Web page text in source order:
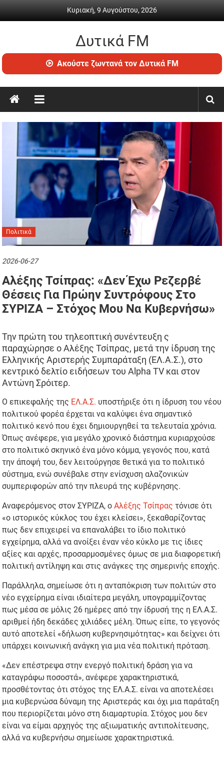
Κυριακή, 9 Αυγούστου, 2026
Δυτικά FM
Ραδιόφωνο
•
ενημέρωση
Ακούστε ζωντανά τον Δυτικά FM
Πολιτικά
2026-06-27
Αλέξης Τσίπρας: «Δεν Έχω Ρεζερβέ
Θέσεις Για Πρώην Συντρόφους Στο
ΣΥΡΙΖΑ – Στόχος Μου Να Κυβερνήσω»
Την πρώτη του τηλεοπτική συνέντευξη ς
παραχώρησε ο Αλέξης Τσίπρας, μετά την ίδρυση της
Ελληνικής Αριστερής Συμπαράταξη (ΕΛ.Α.Σ.), στο
κεντρικό δελτίο ειδήσεων του Alpha TV και στον
Αντώνη Σρόιτερ.
Ο επικεφαλής της ΕΛ.Α.Σ. υποστήριξε ότι η ίδρυση του νέου
πολιτικού φορέα έρχεται να καλύψει ένα σημαντικό
πολιτικό κενό που έχει δημιουργηθεί τα τελευταία χρόνια.
Όπως ανέφερε, για μεγάλο χρονικό διάστημα κυριαρχούσε
στο πολιτικό σκηνικό ένα μόνο κόμμα, γεγονός που, κατά
την άποψή του, δεν λειτούργησε θετικά για το πολιτικό
σύστημα, ενώ συνέβαλε στην ενίσχυση αλαζονικών
συμπεριφορών από την πλευρά της κυβέρνησης.
Αναφερόμενος στον ΣΥΡΙΖΑ, οΑλέξης Τσίπρας τόνισε ότι
«ο ιστορικός κύκλος του έχει κλείσει», ξεκαθαρίζοντας
πως δεν επιχειρεί να επαναλάβει το ίδιο πολιτικό
εγχείρημα, αλλά να ανοίξει έναν νέο κύκλο με τις ίδιες
αξίες και αρχές, προσαρμοσμένες όμως σε μια διαφορετική
πολιτική αντίληψη και στις ανάγκες της σημερινής εποχής.
Παράλληλα, σημείωσε ότι η ανταπόκριση των πολιτών στο
νέο εγχείρημα είναι ιδιαίτερα μεγάλη, υπογραμμίζοντας
πως μέσα σε μόλις 26 ημέρες από την ίδρυσή της η ΕΛ.Α.Σ.
αριθμεί ήδη δεκάδες χιλιάδες μέλη. Όπως είπε, το γεγονός
αυτό αποτελεί «δήλωση κυβερνησιμότητας» και δείχνει ότι
υπάρχει κοινωνική ανάγκη για μια νέα πολιτική πρόταση.
«Δεν επέστρεψα στην ενεργό πολιτική δράση για να
καταγράφω ποσοστά», ανέφερε χαρακτηριστικά,
προσθέτοντας ότι στόχος της ΕΛ.Α.Σ. είναι να αποτελέσει
μια κυβερνώσα δύναμη της Αριστεράς και όχι μια παράταξη
που περιορίζεται μόνο στη διαμαρτυρία. Στόχος μου δεν
είναι να είμαι αρχηγός της αξιωματικής αντιπολίτευσης,
αλλά να κυβερνήσω σημείωσε χαρακτηριστικά.